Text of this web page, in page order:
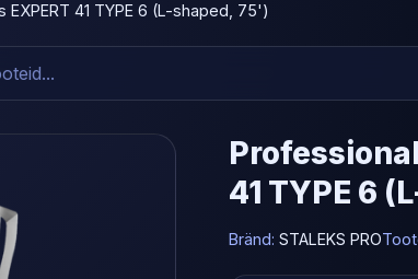
41 TYPE 6 (L-shaped, 75')
41 TYPE 6
Bränd: STALEKS PRO